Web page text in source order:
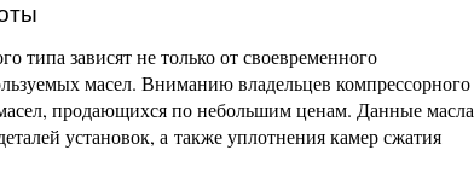
типа зависят не только от своевременного
масел. Вниманию владельцев компрессорного
продающихся по небольшим ценам. Данные масла
установок, а также уплотнения камер сжатия